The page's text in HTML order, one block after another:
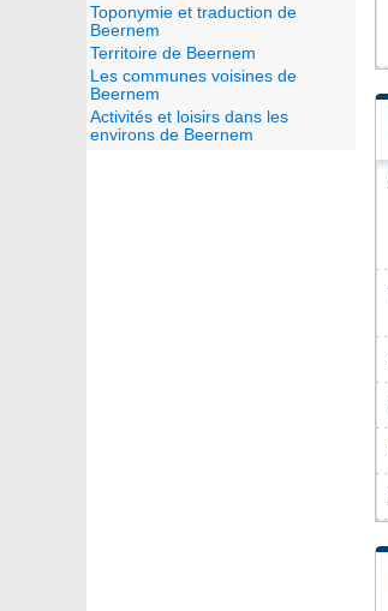
Toponymie et traduction de
Beernem
Territoire de Beernem
Les communes voisines de
Beernem
Activités et loisirs dans les
environs de Beernem